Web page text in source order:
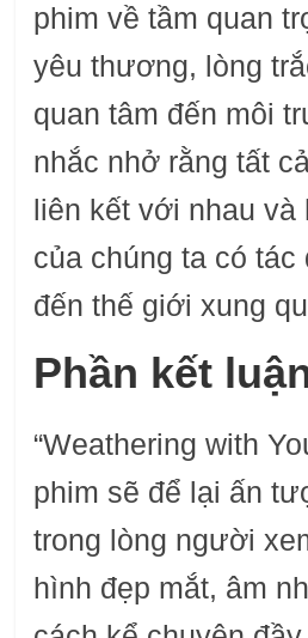
phim về tầm quan
yêu thương, lòng
quan tâm đến môi
nhắc nhở rằng tất
liên kết với nhau và
của chúng ta có tác
đến thế giới xung
Phần kết
“Weathering with
phim sẽ để lại ấn
trong lòng người
hình đẹp mắt, âm